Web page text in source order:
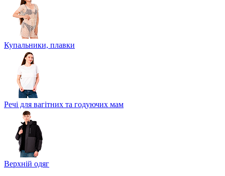
Купальники, плавки
Речі для вагітних та годуючих мам
Верхній одяг